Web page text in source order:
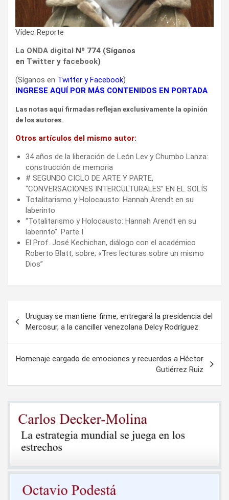
Vídeo Reporte
La ONDA digital Nº 774 (Síganos
en Twitter y facebook)
(Síganos en Twitter yFacebook)
INGRESE AQUÍ POR MÁS CONTENIDOS EN PORTADA
Las notas aquí firmadas reflejan exclusivamente la opinión
de los autores.
Otros artículos del mismo autor:
34 años de la liberación de León Lev y Chumbo Lanza:
construcción de memoria
# SEGUNDO CICLO DE ARTE Y PARTE,
“CONVERSACIONES INTERCULTURALES” EN EL SOLÍS
Totalitarismo y Holocausto: Hannah Arendt en su
laberinto
“Totalitarismo y Holocausto: Hannah Arendt en su
laberinto”. Parte I
El Prof. José Kechichan, diálogo con el académico
Roberto Blatt, sobre; «Tres lecturas sobre un mismo
Dios”
de
entradas
Uruguay se mantiene firme, entregará la presidencia del
Mercosur, a la canciller venezolana Delcy Rodríguez
Homenaje cargado de emociones y recuerdos a Héctor
Gutiérrez Ruiz